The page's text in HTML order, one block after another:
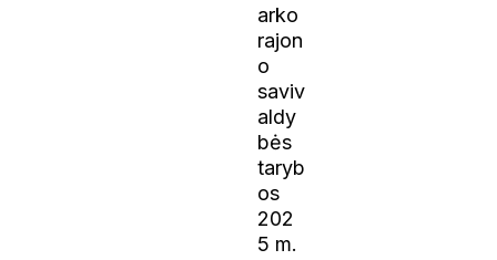
arko
rajon
o
saviv
aldy
bės
taryb
os
202
5 m.